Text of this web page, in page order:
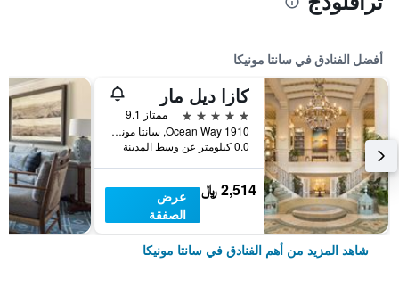
أفضل الفنادق في سانتا مونيكا
كازا ديل مار
5 نجوم
ممتاز 9.1
1910 Ocean Way, سانتا مونيكا, CA, الولايات المتحدة الأميريكية
0.0 كيلومتر عن وسط المدينة
2,514 ﷼
عرض
الصفقة
شاهد المزيد من أهم الفنادق في سانتا مونيكا